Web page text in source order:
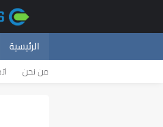
الرئيسية
من نحن